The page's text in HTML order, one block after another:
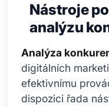
Nástroje
analýzu
Analýza
digitálních
efektivnímu
dispozici řada